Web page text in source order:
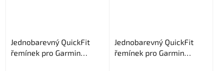
Jednobarevný QuickFit
řemínek pro Garmin
Jednobarevný QuickFit
řemínek pro Garmin